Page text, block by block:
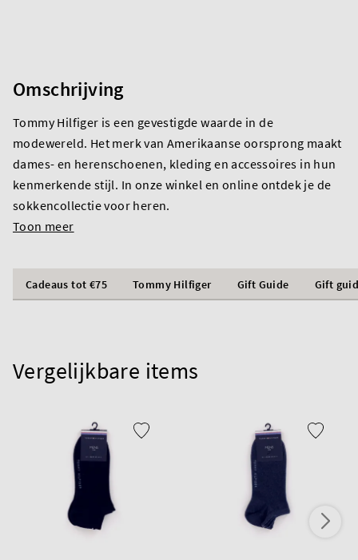
Omschrijving
Tommy Hilfiger is een gevestigde waarde in de
modewereld. Het merk van Amerikaanse oorsprong maakt
dames- en herenschoenen, kleding en accessoires in hun
kenmerkende stijl. In onze winkel en online ontdek je de
sokkencollectie voor heren.
Toon meer
Cadeaus tot €75 Tommy Hilfiger Gift Guide Gift
Vergelijkbare items